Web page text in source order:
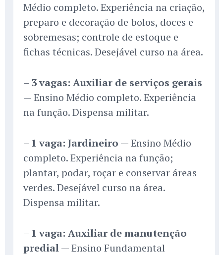
Médio completo. Experiência na criação,
preparo e decoração de bolos, doces e
sobremesas; controle de estoque e
fichas técnicas. Desejável curso na área.
– 3 vagas: Auxiliar de serviços gerais
— Ensino Médio completo. Experiência
na função. Dispensa militar.
– 1 vaga: Jardineiro — Ensino Médio
completo. Experiência na função;
plantar, podar, roçar e conservar áreas
verdes. Desejável curso na área.
Dispensa militar.
– 1 vaga: Auxiliar de manutenção
predial— Ensino Fundamental